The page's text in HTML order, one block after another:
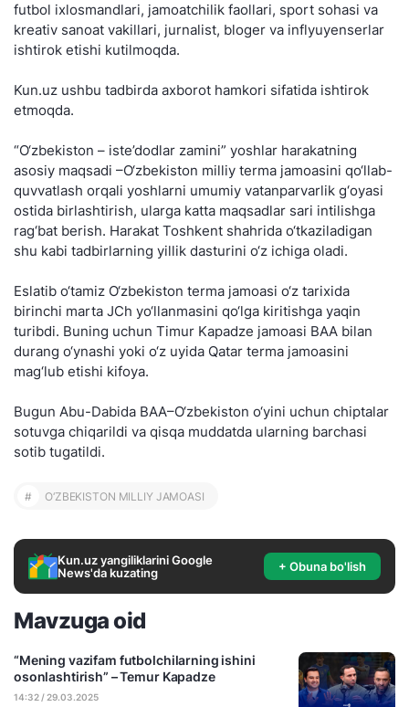
futbol ixlosmandlari, jamoatchilik faollari, sport sohasi va
kreativ sanoat vakillari, jurnalist, bloger va inflyuyenserlar
ishtirok etishi kutilmoqda.
Kun.uz ushbu tadbirda axborot hamkori sifatida ishtirok
etmoqda.
“O‘zbekiston – iste’dodlar zamini” yoshlar harakatning
asosiy maqsadi –O‘zbekiston milliy terma jamoasini qo‘llab-
quvvatlash orqali yoshlarni umumiy vatanparvarlik g‘oyasi
ostida birlashtirish, ularga katta maqsadlar sari intilishga
rag‘bat berish. Harakat Toshkent shahrida o‘tkaziladigan
shu kabi tadbirlarning yillik dasturini o‘z ichiga oladi.
Eslatib o‘tamiz O‘zbekiston terma jamoasi o‘z tarixida
birinchi marta JCh yo‘llanmasini qo‘lga kiritishga yaqin
turibdi. Buning uchun Timur Kapadze jamoasi BAA bilan
durang o‘ynashi yoki o‘z uyida Qatar terma jamoasini
mag‘lub etishi kifoya.
Bugun Abu-Dabida BAA–O‘zbekiston o‘yini uchun chiptalar
sotuvga chiqarildi va qisqa muddatda ularning barchasi
sotib tugatildi.
# O‘ZBEKISTON MILLIY JAMOASI
Kun.uz yangiliklarini Google
News'da kuzating
+ Obuna bo'lish
Mavzuga oid
“Mening vazifam futbolchilarning ishini
osonlashtirish” – Temur Kapadze
14:32 / 29.03.2025